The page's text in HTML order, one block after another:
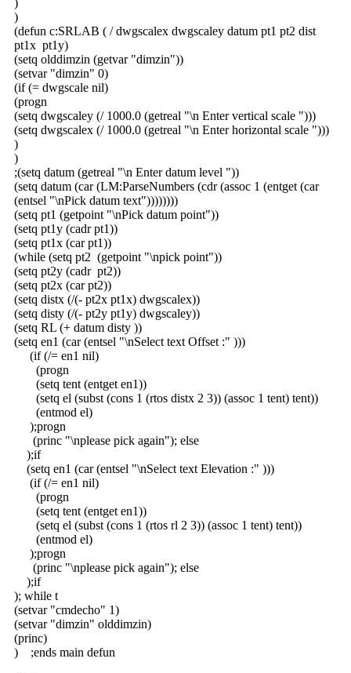
)
)
(defun c:SRLAB ( / dwgscalex dwgscaley datum pt1 pt2 dist
pt1x pt1y)
(setq olddimzin (getvar "dimzin"))
(setvar "dimzin" 0)
(if (= dwgscale nil)
(progn
(setq dwgscaley (/ 1000.0 (getreal "\n Enter vertical scale ")))
(setq dwgscalex (/ 1000.0 (getreal "\n Enter horizontal scale ")))
)
)
;(setq datum (getreal "\n Enter datum level "))
(setq datum (car (LM:ParseNumbers (cdr (assoc 1 (entget (car
(entsel "\nPick datum text"))))))))
(setq pt1 (getpoint "\nPick datum point"))
(setq pt1y (cadr pt1))
(setq pt1x (car pt1))
(while (setq pt2 (getpoint "\npick point"))
(setq pt2y (cadr pt2))
(setq pt2x (car pt2))
(setq distx (/(- pt2x pt1x) dwgscalex))
(setq disty (/(- pt2y pt1y) dwgscaley))
(setq RL (+ datum disty ))
(setq en1 (car (entsel "\nSelect text Offset :" )))
(if (/= en1 nil)
(progn
(setq tent (entget en1))
(setq el (subst (cons 1 (rtos distx 2 3)) (assoc 1 tent) tent))
(entmod el)
);progn
(princ "\nplease pick again"); else
);if
(setq en1 (car (entsel "\nSelect text Elevation :" )))
(if (/= en1 nil)
(progn
(setq tent (entget en1))
(setq el (subst (cons 1 (rtos rl 2 3)) (assoc 1 tent) tent))
(entmod el)
);progn
(princ "\nplease pick again"); else
);if
); while t
(setvar "cmdecho" 1)
(setvar "dimzin" olddimzin)
(princ)
) ;ends main defun